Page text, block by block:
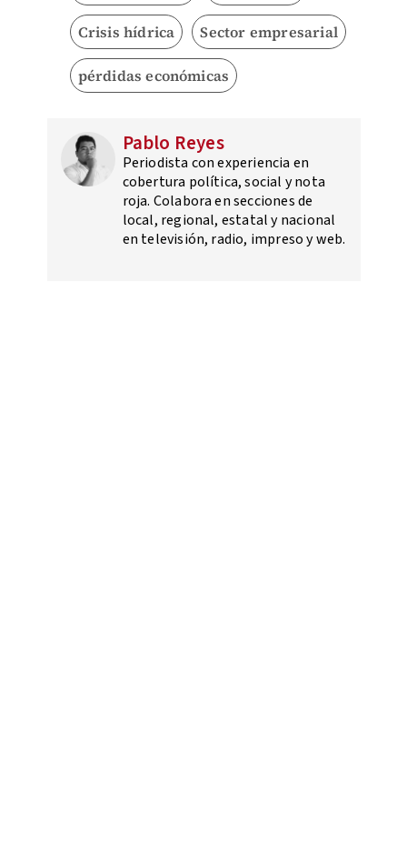
Crisis hídrica Sector empresarial
pérdidas económicas
Pablo Reyes
Periodista con experiencia en
cobertura política, social y nota
roja. Colabora en secciones de
local, regional, estatal y nacional
en televisión, radio, impreso y web.